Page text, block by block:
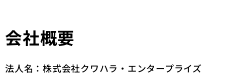
会社概要
法人名：株式会社クワハラ・エンタープライズ